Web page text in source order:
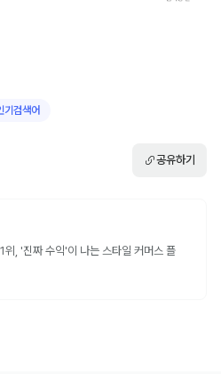
기검색어
공유하기
위, '진짜 수익'이 나는 스타일 커머스 플